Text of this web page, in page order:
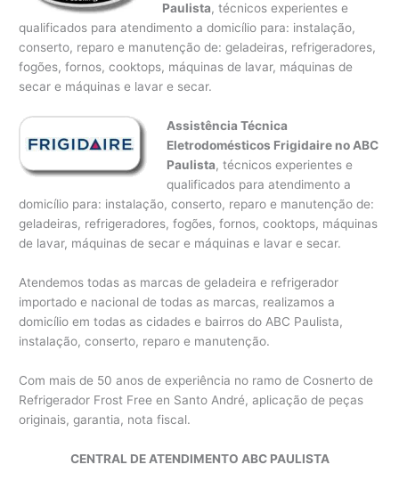
Paulista, técnicos experientes e
qualificados para atendimento a domicílio para: instalação,
conserto, reparo e manutenção de: geladeiras, refrigeradores,
fogões, fornos, cooktops, máquinas de lavar, máquinas de
secar e máquinas e lavar e secar.
Assistência Técnica
Eletrodomésticos Frigidaire no ABC
Paulista, técnicos experientes e
qualificados para atendimento a
domicílio para: instalação, conserto, reparo e manutenção de:
geladeiras, refrigeradores, fogões, fornos, cooktops, máquinas
de lavar, máquinas de secar e máquinas e lavar e secar.
Atendemos todas as marcas de geladeira e refrigerador
importado e nacional de todas as marcas, realizamos a
domicílio em todas as cidades e bairros do ABC Paulista,
instalação, conserto, reparo e manutenção.
Com mais de 50 anos de experiência no ramo de Cosnerto de
Refrigerador Frost Free en Santo André, aplicação de peças
originais, garantia, nota fiscal.
CENTRAL DE ATENDIMENTO ABC PAULISTA